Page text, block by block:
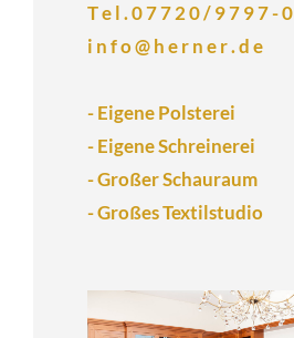
T e l . 0 7 7 2 0 / 9 7 9 7 - 0
i n f o @ h e r n e r . d e
- Eigene Polsterei
- Eigene Schreinerei
- Großer Schauraum
- Großes Textilstudio